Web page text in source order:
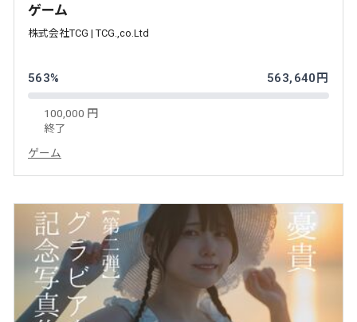
ゲーム
株式会社TCG | TCG.,co.Ltd
563% 563,640円
100,000 円
終了
ゲーム